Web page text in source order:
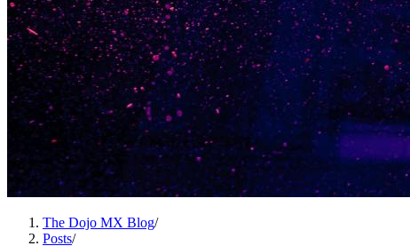
The Dojo MX Blog/
Posts/